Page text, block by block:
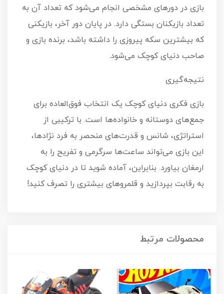
بازی در دورهای مشخصی انجام می‌شود که تعداد آن به
تعداد بازیکنان بستگی دارد. در پایان دور آخر، بازیکنی
که بیشترین سکه پیروزی را داشته باشد، برنده بازی و
صاحب دنیای کوچک می‌شود.
نتیجه‌گیری
بازی فکری دنیای کوچک یک انتخاب فوق‌العاده برای
جمع‌های دوستانه و خانواده‌ها است. با ترکیبی از
استراتژی، شانس و قدرت‌های منحصر به فرد نژادها،
این بازی می‌تواند ساعت‌ها سرگرمی و تفریح را به
ارمغان بیاورد. بنابراین، آماده شوید تا در دنیای کوچک
به رقابت بپردازید و قلمروهای بیشتری را تصرف کنید!
محصولات مرتبط